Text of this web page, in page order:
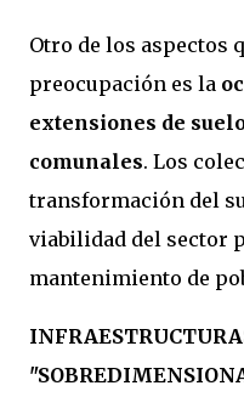
Otro de los aspectos
preocupación es la
extensiones de
comunales. Los
transformación del
viabilidad del sector
mantenimiento de